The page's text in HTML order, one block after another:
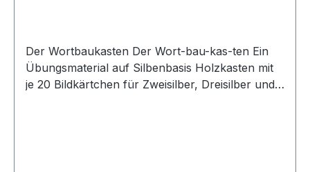
Der Wortbaukasten Der Wort-bau-kas-ten Ein
Übungsmaterial auf Silbenbasis Holzkasten mit
je 20 Bildkärtchen für Zweisilber, Dreisilber und